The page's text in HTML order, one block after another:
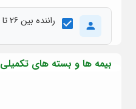
راننده بین 26 تا 69 سال
بیمه ها و بسته های تکمیلی